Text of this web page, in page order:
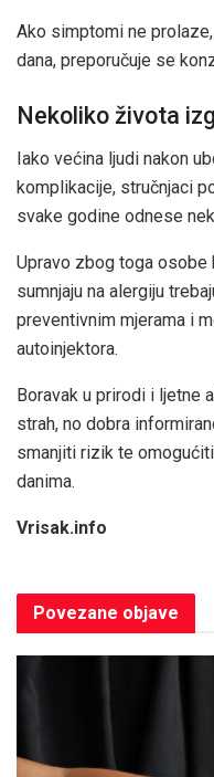
Ako simptomi ne
dana, preporučuje se
Nekoliko života
Iako većina ljudi nakon
komplikacije, stručnjaci
svake godine odnese
Upravo zbog toga osobe
sumnjaju na alergiju
preventivnim mjerama i
autoinjektora.
Boravak u prirodi i ljetne
strah, no dobra
smanjiti rizik te
danima.
Vrisak.info
Povezane objave